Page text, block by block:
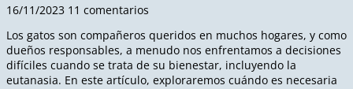
16/11/2023 11 comentarios
Los gatos son compañeros queridos en muchos hogares, y como
dueños responsables, a menudo nos enfrentamos a decisiones
difíciles cuando se trata de su bienestar, incluyendo la
eutanasia. En este artículo, exploraremos cuándo es necesaria